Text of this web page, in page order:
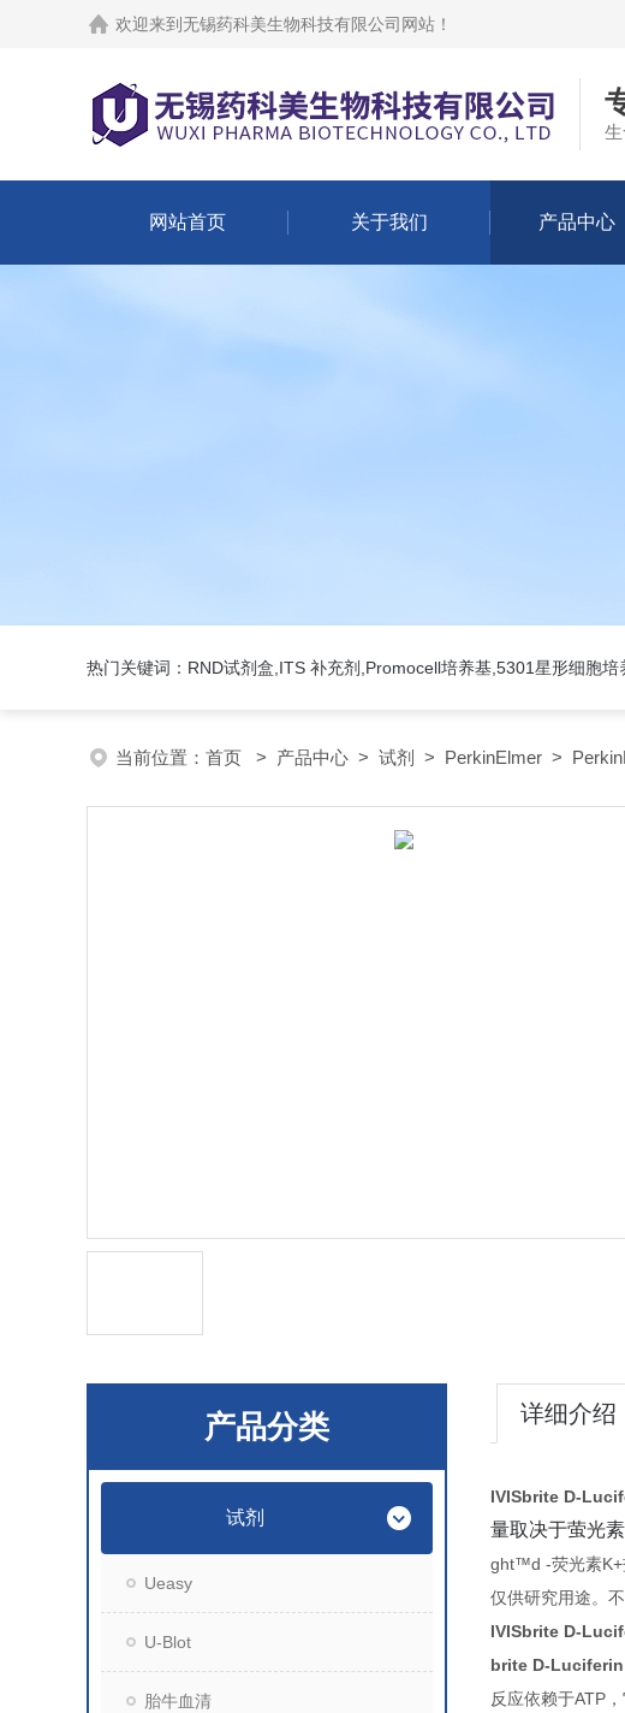
欢迎来到 无锡药科美生物科技有限公司网站 ！
网站首页 关于我们 产品中心
热门关键词：RND试剂盒,ITS 补充剂,Promocell培养基,5301星形细胞培
当前位置： 首页 > 产品中心 > 试剂 > PerkinElmer >
产品分类
试剂
Ueasy
U-Blot
胎牛血清
详细介绍
IVISbrite D-
量取决于萤光素
ght™d -荧光素K+
仅供研究用途。
IVISbrite D-
brite D-
反应依赖于ATP